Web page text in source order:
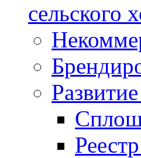
сельского